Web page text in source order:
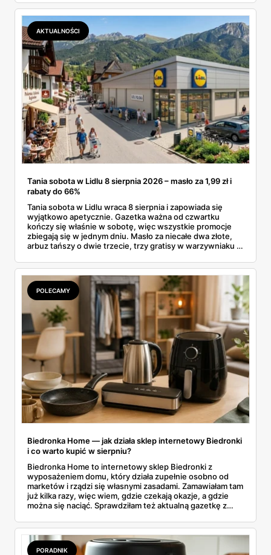
dermokosmetyki Vichy. Wszystkie ceny sprawdziłam w
ofertach, terminy też.
AKTUALNOŚCI
Tania sobota w Lidlu 8 sierpnia 2026 – masło za 1,99 zł i
rabaty do 66%
Tania sobota w Lidlu wraca 8 sierpnia i zapowiada się
wyjątkowo apetycznie. Gazetka ważna od czwartku
kończy się właśnie w sobotę, więc wszystkie promocje
zbiegają się w jednym dniu. Masło za niecałe dwa złote,
arbuz tańszy o dwie trzecie, trzy gratisy w warzywniaku i
całą sobotnią gazetkę Lidla strona po stronie i wybrałam
to, co naprawdę się opłaca.
POLECAMY
Biedronka Home — jak działa sklep internetowy Biedronki
i co warto kupić w sierpniu?
Biedronka Home to internetowy sklep Biedronki z
wyposażeniem domu, który działa zupełnie osobno od
marketów i rządzi się własnymi zasadami. Zamawiałam tam
już kilka razy, więc wiem, gdzie czekają okazje, a gdzie
można się naciąć. Sprawdziłam też aktualną gazetkę z
wszystko w jednym miejscu: jak zamawiać, ile trwa zwrot,
jakie kody rabatowe działają w sierpniu i które produkty
faktycznie warto włożyć do koszyka.
PORADNIK